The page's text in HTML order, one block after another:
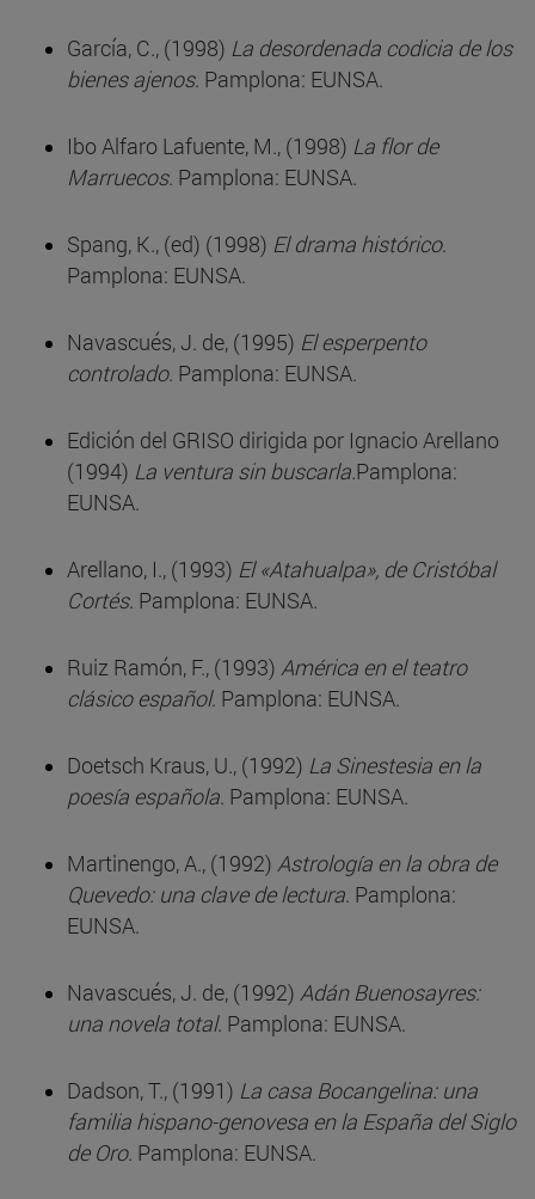
García, C., (1998) La desordenada codicia de los
bienes ajenos. Pamplona: EUNSA.
Ibo Alfaro Lafuente, M., (1998) La flor de
Marruecos. Pamplona: EUNSA.
Spang, K., (ed) (1998) El drama histórico.
Pamplona: EUNSA.
Navascués, J. de, (1995) El esperpento
controlado. Pamplona: EUNSA.
Edición del GRISO dirigida por Ignacio Arellano
(1994) La ventura sin buscarla.Pamplona:
EUNSA.
Arellano, I., (1993) El «Atahualpa», de Cristóbal
Cortés. Pamplona: EUNSA.
Ruiz Ramón, F., (1993) América en el teatro
clásico español. Pamplona: EUNSA.
Doetsch Kraus, U., (1992) La Sinestesia en la
poesía española. Pamplona: EUNSA.
Martinengo, A., (1992) Astrología en la obra de
Quevedo: una clave de lectura. Pamplona:
EUNSA.
Navascués, J. de, (1992) Adán Buenosayres:
una novela total. Pamplona: EUNSA.
Dadson, T., (1991) La casa Bocangelina: una
familia hispano-genovesa en la España del Siglo
de Oro. Pamplona: EUNSA.